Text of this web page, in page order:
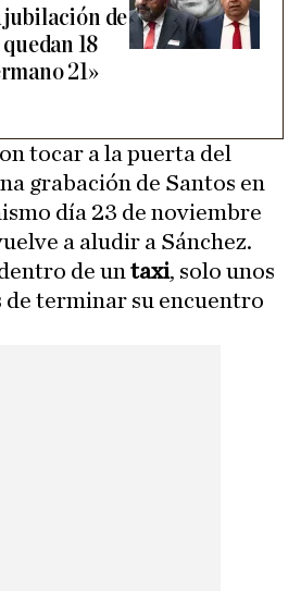
jubilación de
18
21»
tocar a la puerta del
grabación de Santos en
día 23 de noviembre
a aludir a Sánchez.
de un taxi, solo unos
de terminar su encuentro